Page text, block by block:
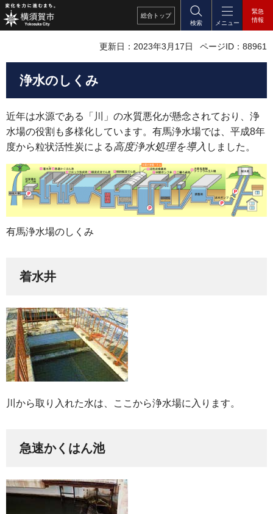
総合 トップ
検索
メニュー
緊急
情報
更新日：2023年3月17日 ページID：88961
浄水のしくみ
近年は水源である「川」の水質悪化が懸念されており、浄
水場の役割も多様化しています。有馬浄水場では、平成8年
度から粒状活性炭による 高度浄水処理を導入 しました。
有馬浄水場のしくみ
着水井
川から取り入れた水は、ここから浄水場に入ります。
急速かくはん池